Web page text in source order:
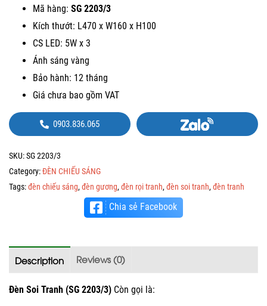
Mã hàng: SG 2203/3
Kích thướt: L470 x W160 x H100
CS LED: 5W x 3
Ánh sáng vàng
Bảo hành: 12 tháng
Giá chưa bao gồm VAT
0903.836.065
SKU:SG 2203/3
Category:ĐÈN CHIẾU SÁNG
Tags:đèn chiếu sáng, đèn gương, đèn rọi tranh, đèn soi tranh, đèn tranh
Chia sẻ Facebook
Description Reviews (0)
Đèn Soi Tranh (SG 2203/3) Còn gọi là: